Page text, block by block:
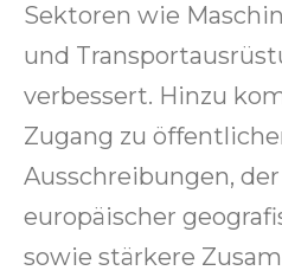
Sektoren wie
und
verbessert. Hinzu
Zugang zu
Ausschreibungen,
europäischer
sowie stärkere